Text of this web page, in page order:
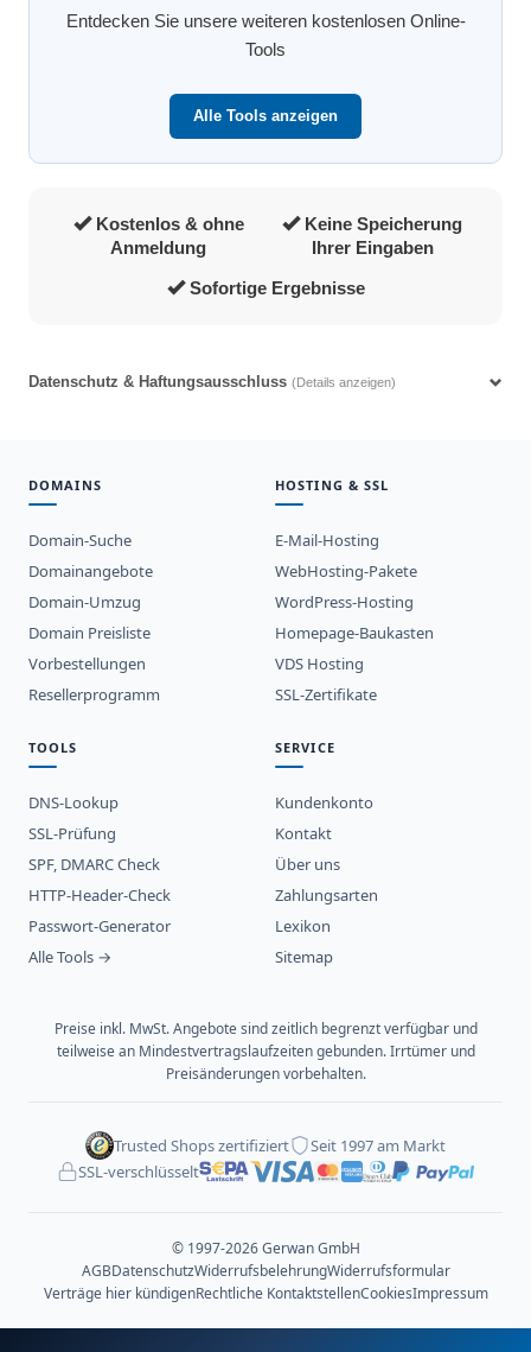
Entdecken Sie unsere weiteren kostenlosen Online-
Tools
Alle Tools anzeigen
Kostenlos & ohne
Anmeldung
Keine Speicherung
Ihrer Eingaben
Sofortige Ergebnisse
Datenschutz & Haftungsausschluss (Details anzeigen)
DOMAINS
Domain-Suche
Domainangebote
Domain-Umzug
Domain Preisliste
Vorbestellungen
Resellerprogramm
HOSTING & SSL
E-Mail-Hosting
WebHosting-Pakete
WordPress-Hosting
Homepage-Baukasten
VDS Hosting
SSL-Zertifikate
TOOLS
DNS-Lookup
SSL-Prüfung
SPF, DMARC Check
HTTP-Header-Check
Passwort-Generator
Alle Tools →
SERVICE
Kundenkonto
Kontakt
Über uns
Zahlungsarten
Lexikon
Sitemap
Preise inkl. MwSt. Angebote sind zeitlich begrenzt verfügbar und
teilweise an Mindestvertragslaufzeiten gebunden. Irrtümer und
Preisänderungen vorbehalten.
Trusted Shops zertifiziert
Seit 1997 am Markt
SSL-verschlüsselt
© 1997-2026 Gerwan GmbH
AGBDatenschutzWiderrufsbelehrungWiderrufsformular
Verträge hier kündigenRechtliche KontaktstellenCookiesImpressum